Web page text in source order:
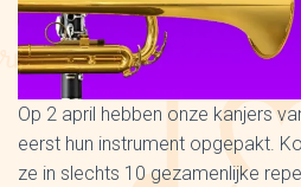
Op 2 april hebben onze kanjers
eerst hun instrument opgepakt.
ze in slechts 10 gezamenlijke